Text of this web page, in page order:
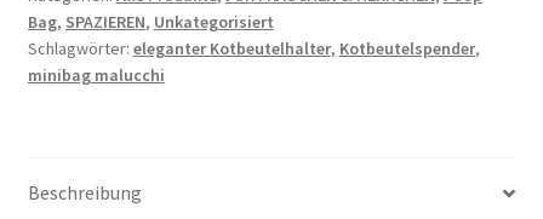
Bag, SPAZIEREN, Unkategorisiert
Schlagwörter: eleganter Kotbeutelhalter, Kotbeutelspender,
minibag malucchi
Beschreibung